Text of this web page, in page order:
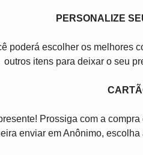
PERSONALIZE
poderá escolher os melhores
outros itens para deixar o seu
Prossiga com a
enviar em Anônimo,